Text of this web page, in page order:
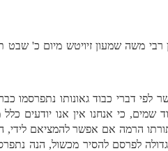
רבי משה שמעון זיויטש מיום כ'
דברי כבוד גאונותו נתפרסמו
שמים, כי אנחנו אין אנו יודעים
הרמה אם אפשר להמציאם לידי,
לפרסם להסיר מכשול, הנה